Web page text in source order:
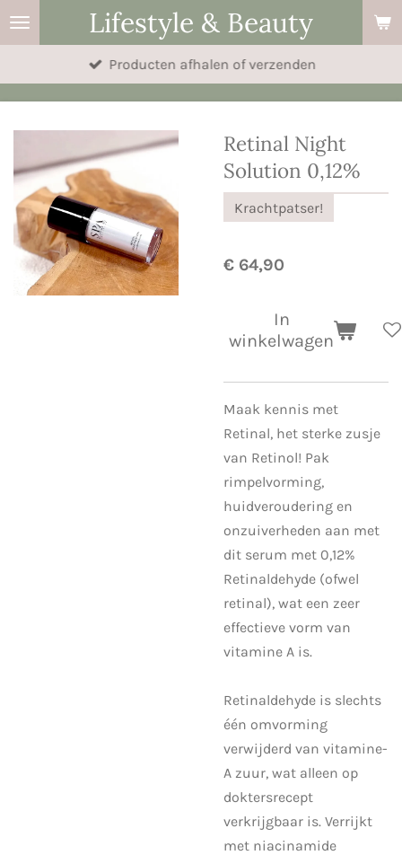
Ga
direct
Lifestyle & Beauty
Producten afhalen of verzenden
Retinal Night
Solution 0,12%
Krachtpatser!
€ 64,90
In
winkelwagen
Maak kennis met
Retinal, het sterke zusje
van Retinol! Pak
rimpelvorming,
huidveroudering en
onzuiverheden aan met
dit serum met 0,12%
Retinaldehyde (ofwel
retinal), wat een zeer
effectieve vorm van
vitamine A is.
Retinaldehyde is slechts
één omvorming
verwijderd van vitamine-
A zuur, wat alleen op
doktersrecept
verkrijgbaar is. Verrijkt
met niacinamide